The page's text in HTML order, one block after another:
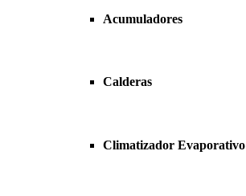
Acumuladores
Calderas
Climatizador Evaporativo